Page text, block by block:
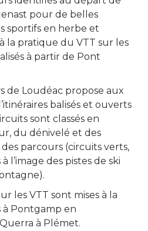
pour de belles
sportifs en herbe et
la pratique du VTT sur les
à partir de Pont
de Loudéac propose aux
balisés et ouverts
sont classés en
du dénivelé et des
parcours (circuits verts,
l’image des pistes de ski
les VTT sont mises à la
à Pontgamp en
à Plémet.